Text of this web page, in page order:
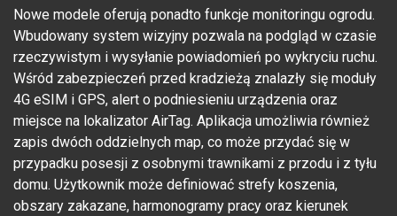
Nowe modele oferują ponadto funkcje monitoringu ogrodu.
Wbudowany system wizyjny pozwala na podgląd w czasie
rzeczywistym i wysyłanie powiadomień po wykryciu ruchu.
Wśród zabezpieczeń przed kradzieżą znalazły się moduły
4G eSIM i GPS, alert o podniesieniu urządzenia oraz
miejsce na lokalizator AirTag. Aplikacja umożliwia również
zapis dwóch oddzielnych map, co może przydać się w
przypadku posesji z osobnymi trawnikami z przodu i z tyłu
domu. Użytkownik może definiować strefy koszenia,
obszary zakazane, harmonogramy pracy oraz kierunek